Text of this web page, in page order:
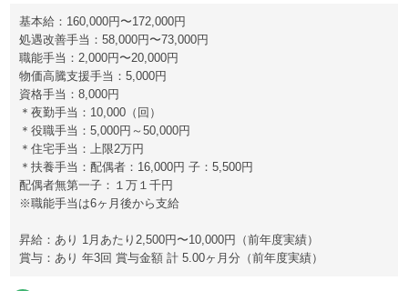
基本給：160,000円〜172,000円
処遇改善手当：58,000円〜73,000円
職能手当：2,000円〜20,000円
物価高騰支援手当：5,000円
資格手当：8,000円
＊夜勤手当：10,000（回）
＊役職手当：5,000円～50,000円
＊住宅手当：上限2万円
＊扶養手当：配偶者：16,000円 子：5,500円
配偶者無第一子：１万１千円
※職能手当は6ヶ月後から支給
昇給：あり 1月あたり2,500円〜10,000円（前年度実績）
賞与：あり 年3回 賞与金額 計 5.00ヶ月分（前年度実績）